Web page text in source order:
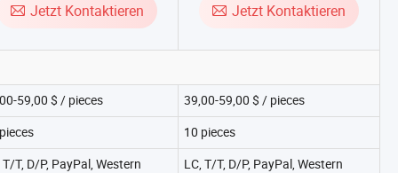
Jetzt Kontaktieren Jetzt Kontaktieren
59,00 $ / pieces 39,00-59,00 $ / pieces
10 pieces
T/T, D/P, PayPal, Western
LC, T/T, D/P, PayPal, Western